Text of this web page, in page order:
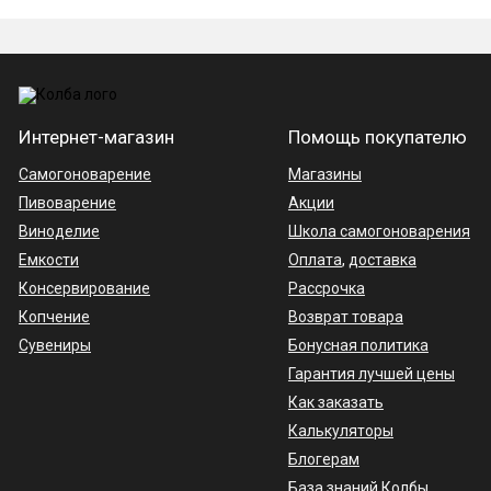
Устройство автоматики
Мозги. С помощью головного устройства
Датчик температуры. Подключается к
Интернет-магазин
Самогоноварение
Пивоварение
Виноделие
Емкости
Консервирование
Копчение
Сувениры
Помощь покупателю
Магазины
Акции
Школа самогоноварения
Оплата, доставка
Рассрочка
Возврат товара
Бонусная политика
Гарантия лучшей цены
Как заказать
Калькуляторы
Блогерам